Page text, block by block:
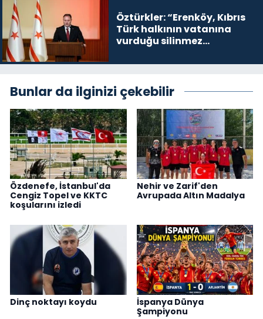
Öztürkler: “Erenköy, Kıbrıs
Türk halkının vatanına
vurduğu silinmez
Bunlar da ilginizi çekebilir
Özdenefe, İstanbul'da
Cengiz Topel ve KKTC
koşularını izledi
Nehir ve Zarif'den
Avrupada Altın Madalya
Dinç noktayı koydu
İspanya Dünya
Şampiyonu